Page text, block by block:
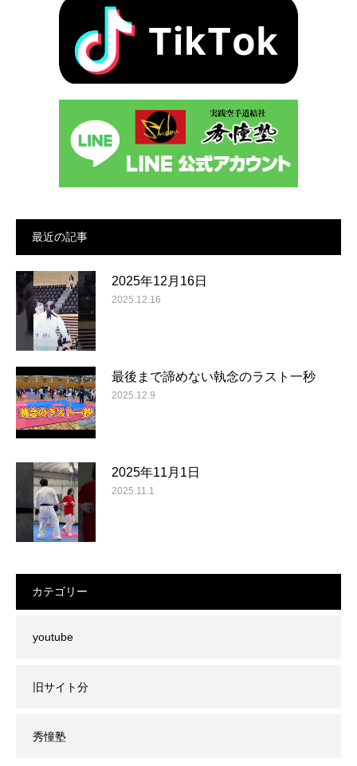
最近の記事
2025年12月16日
2025.12.16
最後まで諦めない執念のラスト一秒
2025.12.9
2025年11月1日
2025.11.1
カテゴリー
youtube
旧サイト分
秀憧塾